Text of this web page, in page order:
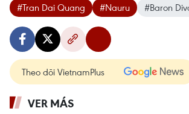
#Tran Dai Quang #Nauru #Baron
Theo dõi VietnamPlus
VER MÁS